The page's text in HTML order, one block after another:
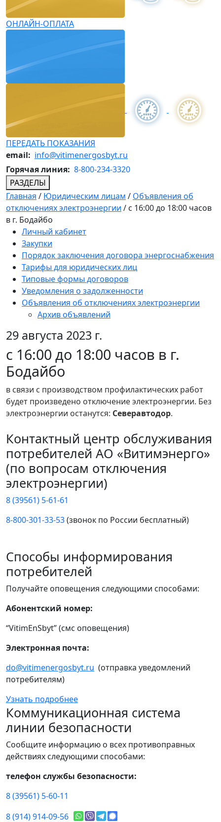
ОНЛАЙН-ОПЛАТА
ПЕРЕДАТЬ ПОКАЗАНИЯ
email: info@vitimenergosbyt.ru
Горячая линия: 8-800-234-3320
РАЗДЕЛЫ
Главная / Юридическим лицам / Объявления об
отключениях электроэнергии / с 16:00 до 18:00 часов
в г. Бодайбо
Личный кабинет
Закупки
Порядок заключения договора энергоснабжения
Тарифы для юридических лиц
Типовые формы договоров
Уведомления о задолженности
Объявления об отключениях электроэнергии
Архив объявлений
29 августа 2023 г.
с 16:00 до 18:00 часов в г.
Бодайбо
в связи с производством профилактических работ
будет произведено отключение электроэнергии. Без
электроэнергии останутся: Северавтодор.
Контактный центр обслуживания
потребителей АО «Витимэнерго»
(по вопросам отключения
электроэнергии)
8 (39561) 5-61-61
8-800-301-33-53(звонок по России бесплатный)
Способы информирования
потребителей
Получайте оповещения следующими способами:
Абонентский номер:
“VitimEnSbyt” (смс оповещения)
Электронная почта:
do@vitimenergosbyt.ru (отправка уведомлений
потребителям)
Узнать подробнее
Коммуникационная система
линии безопасности
Сообщите информацию о всех противоправных
действиях следующими способами:
телефон службы безопасности:
8 (39561) 5-60-11
8 (914) 914-09-56